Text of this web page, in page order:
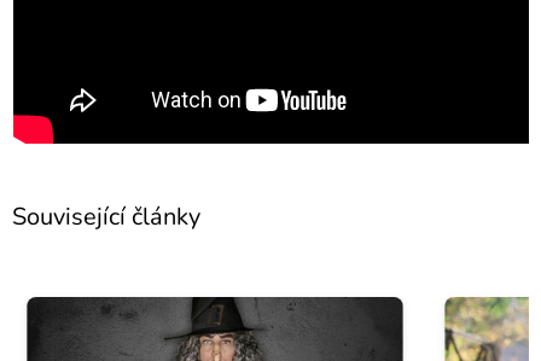
Související články